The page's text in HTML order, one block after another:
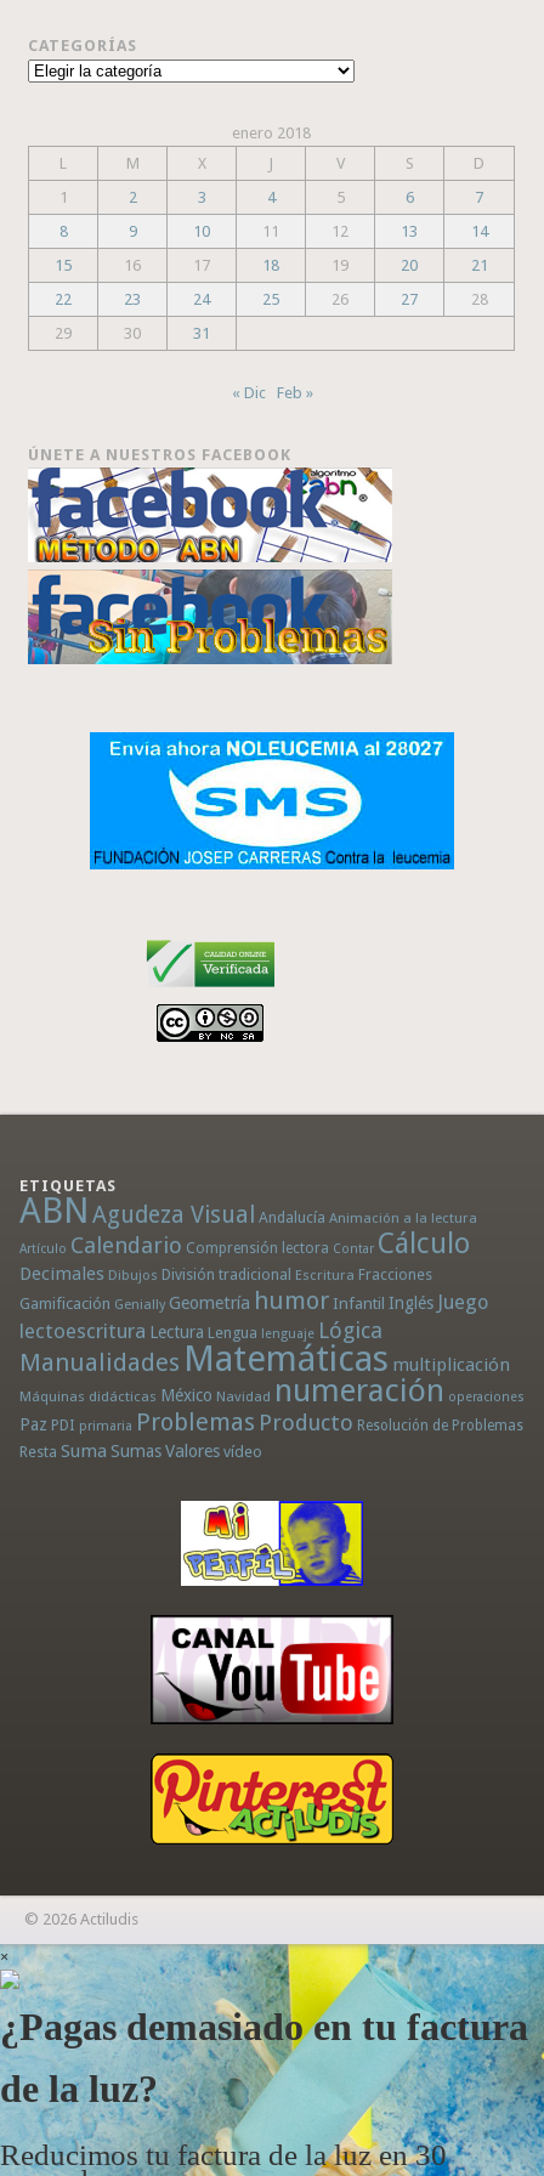
CATEGORÍAS
Categorías
enero 2018
L
M X J V S
D
1
2 3 4 5 6
7
8
9 10 11 12 13
14
15
16 17 18 19 20
21
22
23 24 25 26 27
28
29
30 31
« Dic Feb »
ÚNETE A NUESTROS FACEBOOK
ETIQUETAS
ABN Agudeza Visual Andalucía Animación a la lectura
Artículo Calendario Comprensión lectora Contar Cálculo
Decimales Dibujos División tradicional Escritura Fracciones
Gamificación Genially Geometría humor Infantil Inglés Juego
lectoescritura Lectura Lengua lenguaje Lógica
Manualidades Matemáticas multiplicación
Máquinas didácticas México Navidad numeración operaciones
Paz PDI primaria Problemas Producto Resolución de Problemas
Resta Suma Sumas Valores vídeo
© 2026 Actiludis
×
¿Pagas demasiado en tu factura
de la luz?
Reducimos tu factura de la luz en 30